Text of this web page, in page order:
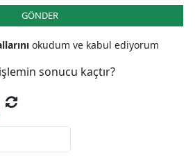
GÖNDER
okudum ve kabul ediyorum
sonucu kaçtır?